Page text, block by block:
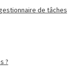
de tâches
?